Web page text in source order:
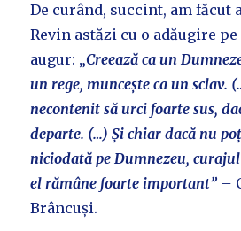
De curând, succint, am
Revin astăzi cu o adăugire
augur: „Creează ca un
un rege, muncește ca un sclav.
necontenit să urci foarte sus,
departe. (…) Și chiar dacă nu
niciodată pe Dumnezeu,
el rămâne foarte important” –
Brâncuși.